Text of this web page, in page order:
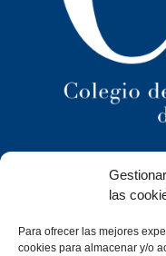
las
Para ofrecer las mejores
cookies para almacenar y/o
Ilustre
de
C/ Caracuel, 24-1º Izq